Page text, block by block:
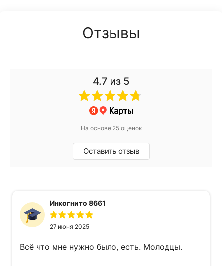
Отзывы
4.7 из 5
На основе 25 оценок
Оставить отзыв
Инкогнито 8661
27 июня 2025
Всё что мне нужно было, есть. Молодцы.